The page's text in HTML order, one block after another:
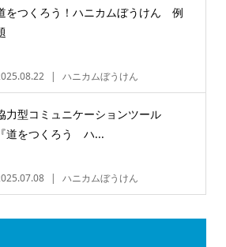
をつくろう！ハニカムぼうけん 例
ハニカムぼうけん
力型コミュニケーションツール
『道をつくろう ハ...
ハニカムぼうけん